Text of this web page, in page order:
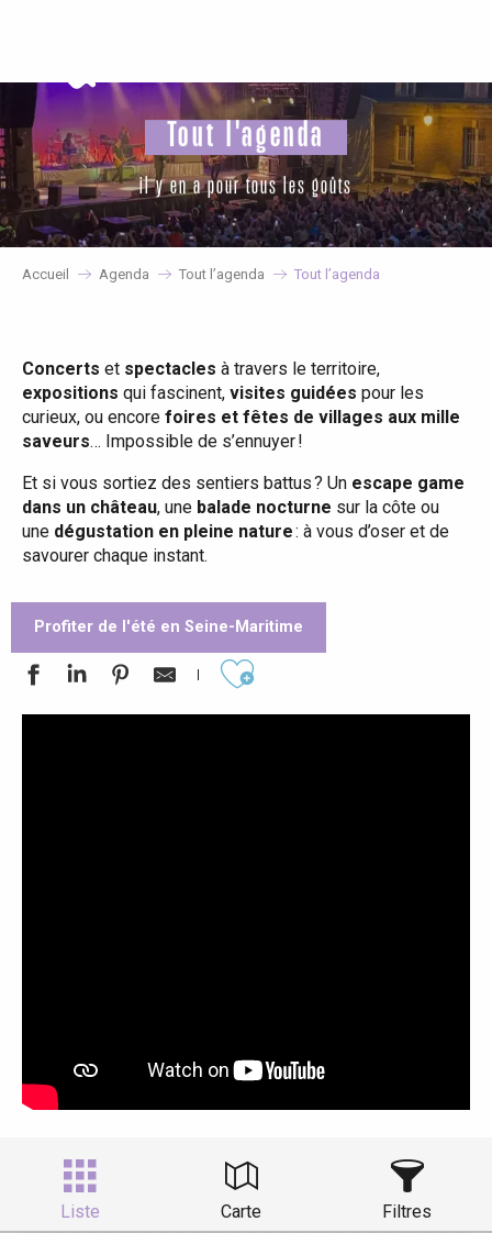
principal
Tout l'agenda
il y en a pour tous les goûts
Accueil Agenda Tout l’agenda Tout l’agenda
Concerts et spectacles à travers le territoire,
expositions qui fascinent, visites guidées pour les
curieux, ou encore foires et fêtes de villages aux mille
saveurs… Impossible de s’ennuyer !
Et si vous sortiez des sentiers battus ? Un escape game
dans un château, une balade nocturne sur la côte ou
une dégustation en pleine nature: à vous d’oser et de
savourer chaque instant.
Profiter de l'été en Seine-Maritime
Ajouter aux favoris
Liste Carte Filtres